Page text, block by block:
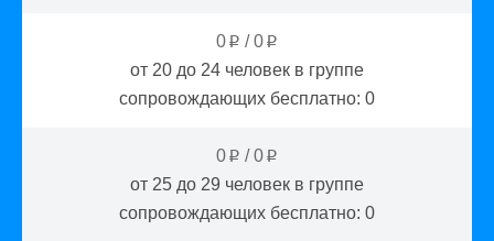
0 p /0 p
от 20 до 24 человек в группе
сопровождающих бесплатно: 0
0 p /0 p
от 25 до 29 человек в группе
сопровождающих бесплатно: 0